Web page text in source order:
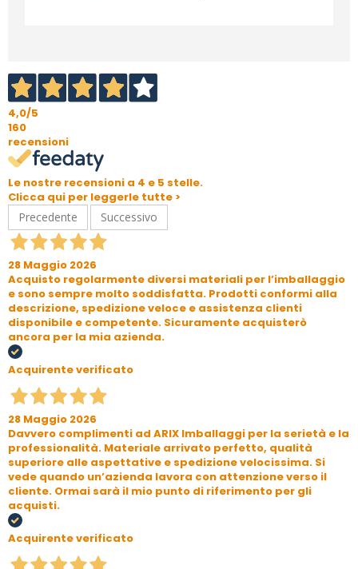
4,0/5
160
recensioni
Le nostre recensioni a 4 e 5 stelle.
Clicca qui per leggerle tutte >
Precedente
Successivo
28 Maggio 2026
Acquisto regolarmente diversi materiali per l’imballaggio
e sono sempre molto soddisfatta. Prodotti conformi alla
descrizione, spedizione veloce e assistenza clienti
disponibile e competente. Sicuramente acquisterò
ancora per la mia azienda.
Acquirente verificato
28 Maggio 2026
Davvero complimenti ad ARIX Imballaggi per la serietà e la
professionalità. Materiale arrivato perfetto, qualità
superiore alle aspettative e spedizione velocissima. Si
vede quando un’azienda lavora con attenzione verso il
cliente. Ormai sarà il mio punto di riferimento per gli
acquisti.
Acquirente verificato